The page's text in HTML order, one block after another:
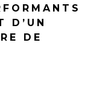
D’UN
DE